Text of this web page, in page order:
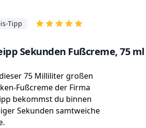
Sekunden Fußcreme, 75 ml
Tipp
75 Milliliter großen
Fußcreme der Firma
bekommst du binnen
Sekunden samtweiche